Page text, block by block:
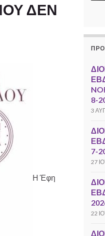
ΔΕΝ
Η Έφη
8-
3
7-
27
22